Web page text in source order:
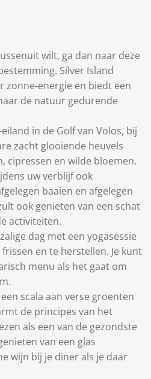
wilt, ga dan naar deze
Silver Island
zonne-energie en biedt een
de natuur gedurende
in de Golf van Volos, bij
zacht glooiende heuvels
cipressen en wilde bloemen.
uw verblijf ook
baaien en afgelegen
ook genieten van een schat
activiteiten.
dag met een yogasessie
en te herstellen. Je kunt
menu als het gaat om
scala aan verse groenten
de principes van het
als een van de gezondste
van een glas
wijn bij je diner als je daar